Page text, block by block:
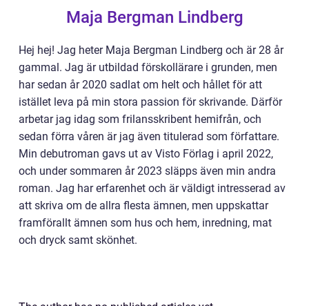
Maja Bergman Lindberg
Hej hej! Jag heter Maja Bergman Lindberg och är 28 år
gammal. Jag är utbildad förskollärare i grunden, men
har sedan år 2020 sadlat om helt och hållet för att
istället leva på min stora passion för skrivande. Därför
arbetar jag idag som frilansskribent hemifrån, och
sedan förra våren är jag även titulerad som författare.
Min debutroman gavs ut av Visto Förlag i april 2022,
och under sommaren år 2023 släpps även min andra
roman. Jag har erfarenhet och är väldigt intresserad av
att skriva om de allra flesta ämnen, men uppskattar
framförallt ämnen som hus och hem, inredning, mat
och dryck samt skönhet.